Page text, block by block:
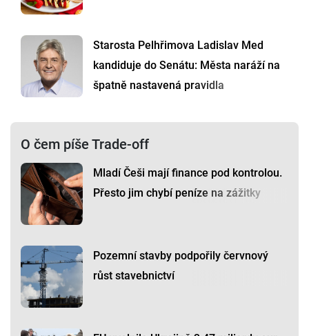
Starosta Pelhřimova Ladislav Med
kandiduje do Senátu: Města naráží na
špatně nastavená pravidla
O čem píše Trade-off
Mladí Češi mají finance pod kontrolou.
Přesto jim chybí peníze na zážitky
Pozemní stavby podpořily červnový
růst stavebnictví